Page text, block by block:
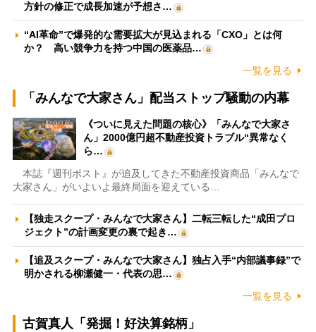
方針の修正で成長加速が予想さ…
“AI革命”で爆発的な需要拡大が見込まれる「CXO」とは何
か？ 高い競争力を持つ中国の医薬品…
一覧を見る
「みんなで大家さん」配当ストップ騒動の内幕
《ついに見えた問題の核心》「みんなで大家さ
ん」2000億円超不動産投資トラブル“異常なく
ら…
本誌『週刊ポスト』が追及してきた不動産投資商品「みんなで
大家さん」がいよいよ最終局面を迎えている…
【独走スクープ・みんなで大家さん】二転三転した“成田プロ
ジェクト”の計画変更の裏で起き…
【追及スクープ・みんなで大家さん】独占入手“内部議事録”で
明かされる柳瀬健一・代表の思…
一覧を見る
古賀真人「発掘！好決算銘柄」